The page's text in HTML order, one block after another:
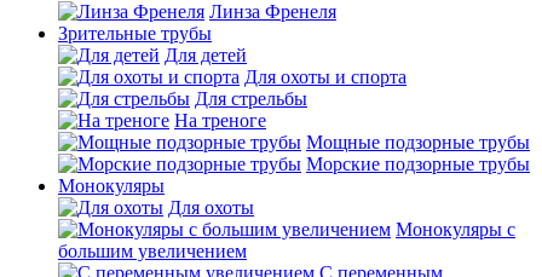
Линза Френеля
Зрительные трубы
Для детей
Для охоты и спорта
Для стрельбы
На треноге
Мощные подзорные трубы
Морские подзорные трубы
Монокуляры
Для охоты
Монокуляры с
большим увеличением
С переменным